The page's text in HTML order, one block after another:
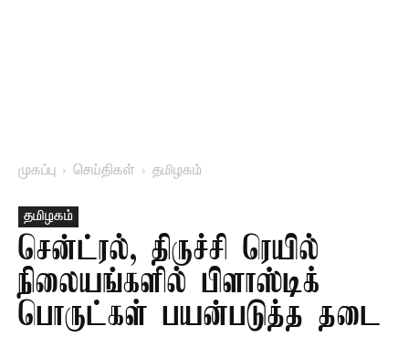
முகப்பு செய்திகள் தமிழகம்
தமிழகம்
சென்ட்ரல், திருச்சி ரெயில்
நிலையங்களில் பிளாஸ்டிக்
பொருட்கள் பயன்படுத்த தடை